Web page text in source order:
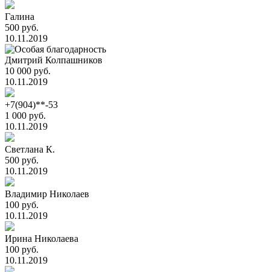
Галина
500 руб.
10.11.2019
Дмитрий Колпашников
10 000 руб.
10.11.2019
+7(904)**-53
1 000 руб.
10.11.2019
Светлана К.
500 руб.
10.11.2019
Владимир Николаев
100 руб.
10.11.2019
Ирина Николаева
100 руб.
10.11.2019